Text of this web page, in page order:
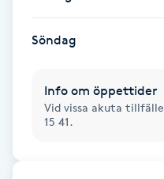
Friskvårdsmassage
Funktionsanalys
Färgning
Söndag
Info om öppettider
Vid vissa akuta
15 41.